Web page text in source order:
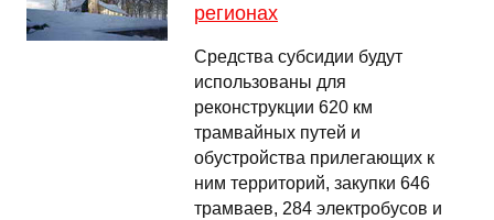
регионах
Средства субсидии будут
использованы для
реконструкции 620 км
трамвайных путей и
обустройства прилегающих к
ним территорий, закупки 646
трамваев, 284 электробусов и